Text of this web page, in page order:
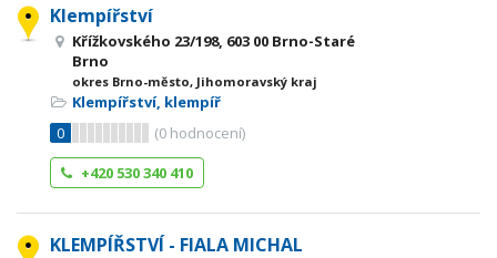
Klempířství
Křížkovského 23/198, 603 00 Brno-Staré
Brno
okres Brno-město, Jihomoravský kraj
Klempířství, klempíř
0
(0 hodnocení)
+420 530 340 410
KLEMPÍŘSTVÍ - FIALA MICHAL